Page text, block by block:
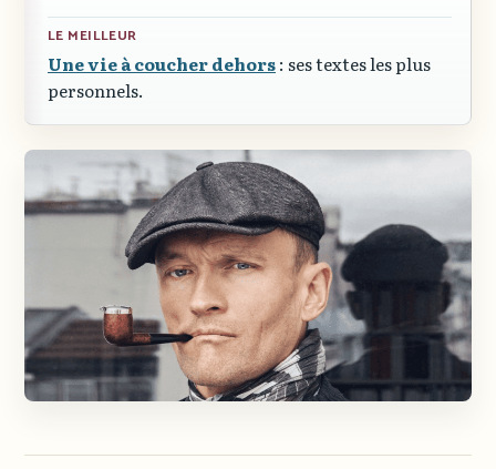
LE MEILLEUR
Une vie à coucher dehors: ses textes les plus
personnels.